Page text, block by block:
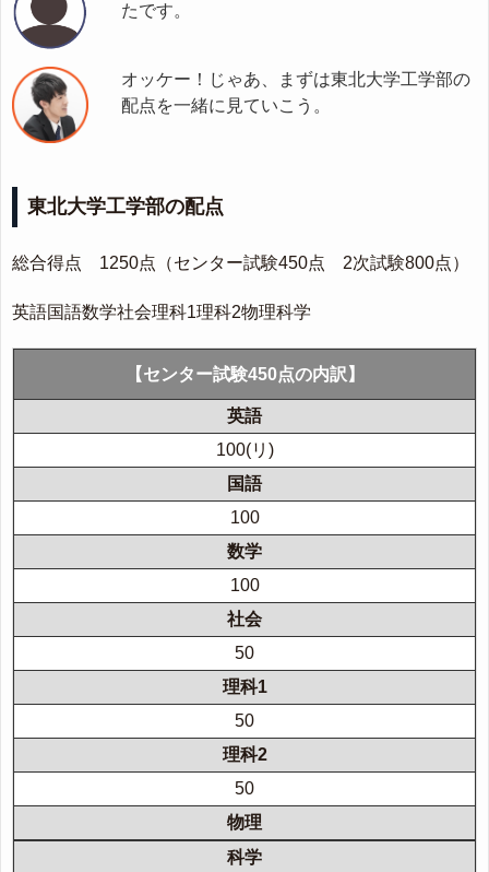
たです。
オッケー！じゃあ、まずは東北大学工学部の
配点を一緒に見ていこう。
東北大学工学部の配点
総合得点 1250点（センター試験450点 2次試験800点）
英語国語数学社会理科1理科2物理科学
【センター試験450点の内訳】
100(リ)
100
100
50
50
50